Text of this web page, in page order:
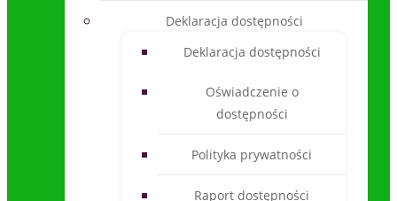
Deklaracja dostępności
Deklaracja dostępności
Oświadczenie o
dostępności
Polityka prywatności
Raport dostępności